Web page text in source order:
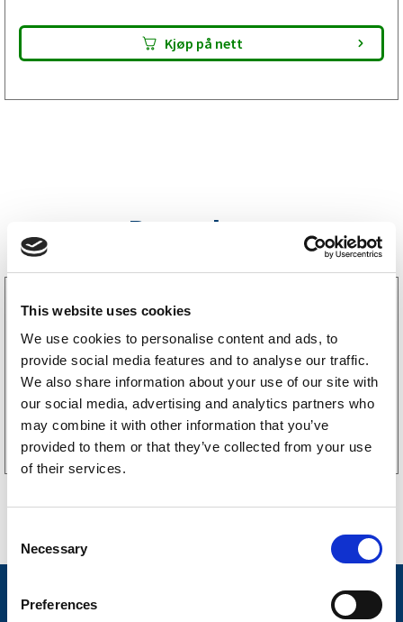
This website uses cookies
We use cookies to personalise content and ads, to
provide social media features and to analyse our traffic.
We also share information about your use of our site with
our social media, advertising and analytics partners who
may combine it with other information that you’ve
provided to them or that they’ve collected from your use
of their services.
Necessary
Preferences
Kjøp på nett
Bestselgere
LGF skilt Selvklebende
256kr(205kr eks. mva)
Kjøp på nett
Nyheter